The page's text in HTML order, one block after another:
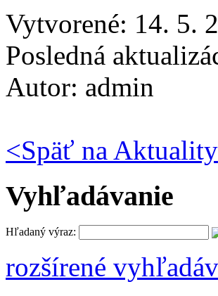
Vytvorené: 14. 5.
Posledná
Autor: admin
<Späť na Aktuality
Vyhľadávanie
Hľadaný výraz:
rozšírené